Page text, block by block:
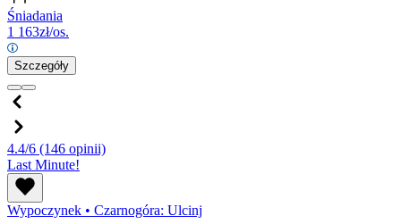
Śniadania
1 163zł/os.
Szczegóły
4.4/6 (146 opinii)
Last Minute!
Wypoczynek • Czarnogóra: Ulcinj